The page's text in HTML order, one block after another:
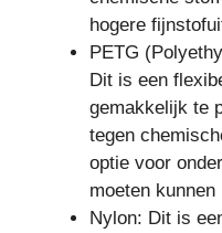
hogere
PETG
Dit is een
gemakkelijk te
tegen
optie voor
moeten kunnen
Nylon: Dit is